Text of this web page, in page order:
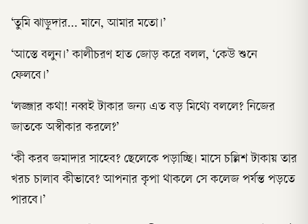
‘তুমি ঝাড়ুদার... মানে, আমার মতো।’
‘আস্তে বলুন।’ কালীচরণ হাত জোড় করে বলল, ‘কেউ শুনে
ফেলবে।’
‘লজ্জার কথা! নব্বই টাকার জন্য এত বড় মিথ্যে বললে? নিজের
জাতকে অস্বীকার করলে?’
‘কী করব জমাদার সাহেব? ছেলেকে পড়াচ্ছি। মাসে চল্লিশ টাকায় তার
খরচ চালাব কীভাবে? আপনার কৃপা থাকলে সে কলেজ পর্যন্ত পড়তে
পারবে।’